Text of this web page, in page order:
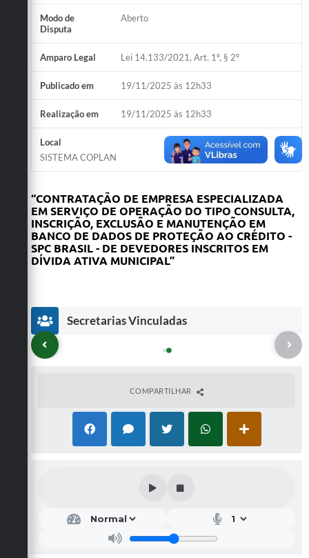
Modo de
Disputa
Aberto
Amparo Legal Lei 14.133/2021, Art. 1º, § 2º
Publicado em 19/11/2025 às 12h33
Realização em 19/11/2025 às 12h33
Local
SISTEMA COPLAN
“CONTRATAÇÃO DE EMPRESA ESPECIALIZADA
EM SERVIÇO DE OPERAÇÃO DO TIPO CONSULTA,
INSCRIÇÃO, EXCLUSÃO E MANUTENÇÃO EM
BANCO DE DADOS DE PROTEÇÃO AO CRÉDITO -
SPC BRASIL - DE DEVEDORES INSCRITOS EM
DÍVIDA ATIVA MUNICIPAL”
Secretarias Vinculadas
cura
dori
COMPARTILHAR